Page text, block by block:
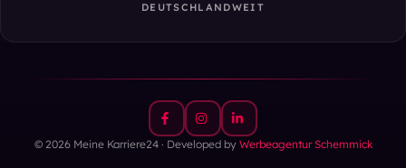
DEUTSCHLANDWEIT
© 2026 Meine Karriere24 · Developed by Werbeagentur Schemmick